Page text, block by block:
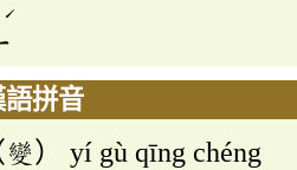
ˊ
語拼音
） yí gù qīng chéng